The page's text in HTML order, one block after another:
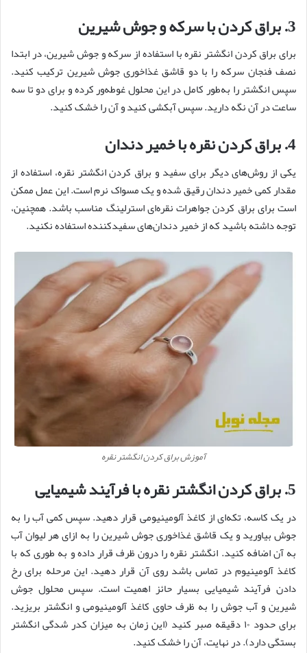
3. براق کردن با سرکه و جوش شیرین
برای براق کردن انگشتر نقره با استفاده از سرکه و جوش شیرین، در ابتدا
نصف فنجان سرکه را با دو قاشق غذاخوری جوش شیرین ترکیب کنید.
سپس انگشتر را به‌طور کامل در این محلول غوطه‌ور کرده و برای دو تا سه
ساعت در آن نگه دارید. سپس آبکشی کنید و آن را خشک کنید.
4. براق کردن نقره با خمیر دندان
یکی از روش‌های دیگر برای سفید و براق کردن انگشتر نقره، استفاده از
مقدار کمی خمیر دندان رقیق شده و یک مسواک نرم است. این عمل ممکن
است برای براق کردن جواهرات نقره‌ای استرلینگ مناسب باشد. همچنین،
توجه داشته باشید که از خمیر دندان‌های سفیدکننده استفاده نکنید.
آموزش براق كردن انگشتر نقره
5. براق کردن انگشتر نقره با فرآیند شیمیایی
در یک کاسه، تکه‌ای از کاغذ آلومینیومی قرار دهید. سپس کمی آب را به
جوش بیاورید و یک قاشق غذاخوری جوش شیرین را به ازای هر لیوان آب
به آن اضافه کنید. انگشتر نقره را درون ظرف قرار داده و به طوری که با
کاغذ آلومینیوم در تماس باشد روی آن قرار دهید. این مرحله برای رخ
دادن فرآیند شیمیایی بسیار حائز اهمیت است. سپس محلول جوش
شیرین و آب جوش را به ظرف حاوی کاغذ آلومینیومی و انگشتر بریزید.
برای حدود ۱۰ دقیقه صبر کنید (این زمان به میزان کدر شدگی انگشتر
بستگی دارد). در نهایت، آن را خشک کنید.